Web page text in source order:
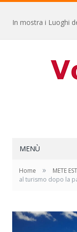
MENÙ
Home » METE
al turismo dopo la